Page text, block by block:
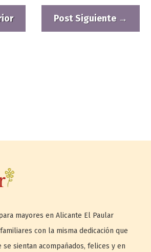
Post Siguiente→
mayores en Alicante El Paular
con la misma dedicación que
se sientan acompañados, felices y en